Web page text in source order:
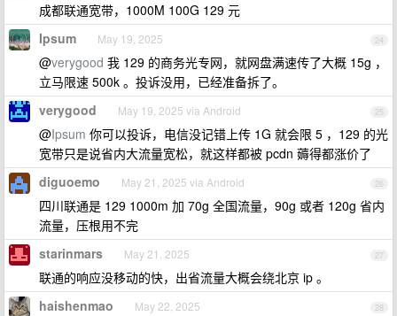
成都联通宽带，1000M 100G 129 元
24
Ipsum May 19, 2025
@verygood 我 129 的商务光专网，就网盘满速传了大概 15g ，
立马限速 500k 。投诉没用，已经准备拆了。
25
verygood May 19, 2025 via Android
@Ipsum 你可以投诉，电信没记错上传 1G 就会限 5 ，129 的光
宽带只是说省内大流量宽松，就这样都被 pcdn 薅得都涨价了
26
diguoemo May 21, 2025 via Android
四川联通是 129 1000m 加 70g 全国流量，90g 或者 120g 省内
流量，压根用不完
27
starinmars May 21, 2025
联通的响应没移动的快，出省流量大概会绕北京 ip 。
28
haishenmao May 22, 2025